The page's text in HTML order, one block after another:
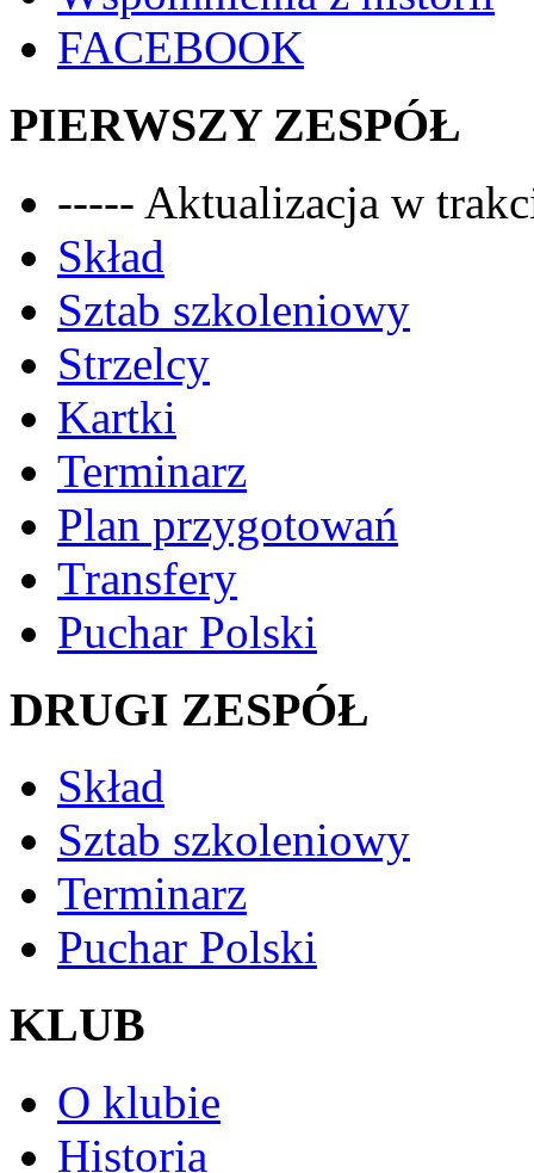
FACEBOOK
PIERWSZY ZESPÓŁ
----- Aktualizacja w
Skład
Sztab szkoleniowy
Strzelcy
Kartki
Terminarz
Plan przygotowań
Transfery
Puchar Polski
DRUGI ZESPÓŁ
Skład
Sztab szkoleniowy
Terminarz
Puchar Polski
KLUB
O klubie
Historia